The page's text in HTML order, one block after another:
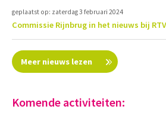
geplaatst op: zaterdag 3 februari 2024
Commissie Rijnbrug in het nieuws bij
Meer nieuws lezen
Komende activiteiten: